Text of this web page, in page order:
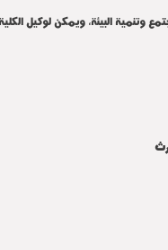
وتنمية البيئة، ويمكن لوكيل